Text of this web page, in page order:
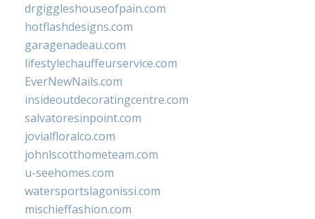
drgiggleshouseofpain.com
hotflashdesigns.com
garagenadeau.com
lifestylechauffeurservice.com
EverNewNails.com
insideoutdecoratingcentre.com
salvatoresinpoint.com
jovialfloralco.com
johnlscotthometeam.com
u-seehomes.com
watersportslagonissi.com
mischieffashion.com